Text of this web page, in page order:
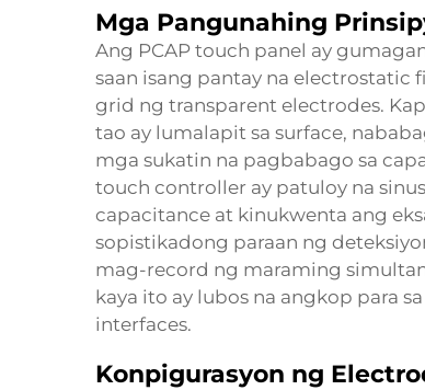
Mga Pangunahing
Ang PCAP touch panel ay
saan isang pantay na electrostatic
grid ng transparent electrodes.
tao ay lumalapit sa surface,
mga sukatin na pagbabago sa
touch controller ay patuloy na
capacitance at kinukwenta ang
sopistikadong paraan ng
mag-record ng maraming
kaya ito ay lubos na angkop para
interfaces.
Konpigurasyon ng